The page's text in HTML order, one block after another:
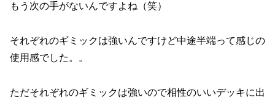
もう次の手がないんですよね（笑）
それぞれのギミックは強いんですけど中途半端って感じの
使用感でした。。
ただそれぞれのギミックは強いので相性のいいデッキに出